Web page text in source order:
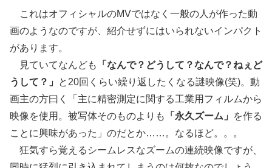
これはオフィシャルのMVではなく一般の人が作った動
画のようなのですが、紹介せずにはいられないインパクト
があります。
見ていてなんども
「なんで？どうして？なんで？ねぇど
うして？」
と20回くらい繰り返したくなる謎映像(笑)。動
画主の方曰く「主に精密測定に関する工業用フィルムから
映像を使用。被写体そのものよりも
「永久ズーム」
を作る
ことに興味があった」のだとか……。なるほど。。。
狂気すら覚えるシームレスなズームの連続映像ですが、